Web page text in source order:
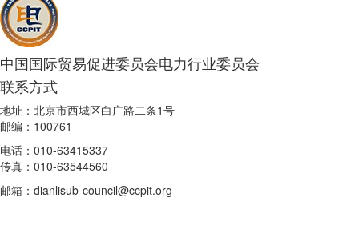
中国国际贸易促进委员会电力行业委员会
联系方式
地址：北京市西城区白广路二条1号
邮编：100761
电话：010-63415337
传真：010-63544560
邮箱：dianlisub-council@ccpit.org